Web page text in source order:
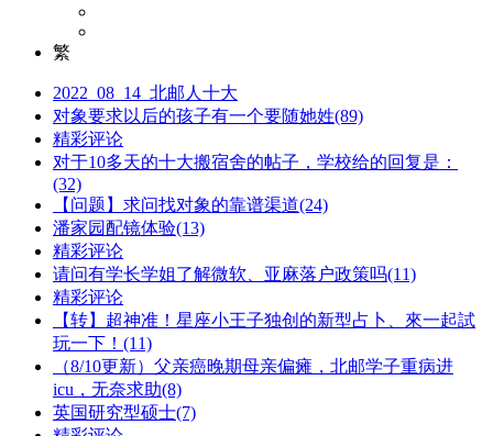
繁
2022_08_14_北邮人十大
对象要求以后的孩子有一个要随她姓(89)
精彩评论
对于10多天的十大搬宿舍的帖子，学校给的回复是：
(32)
【问题】求问找对象的靠谱渠道(24)
潘家园配镜体验(13)
精彩评论
请问有学长学姐了解微软、亚麻落户政策吗(11)
精彩评论
【转】超神准！星座小王子独创的新型占卜、來一起試
玩一下！(11)
（8/10更新）父亲癌晚期母亲偏瘫，北邮学子重病进
icu，无奈求助(8)
英国研究型硕士(7)